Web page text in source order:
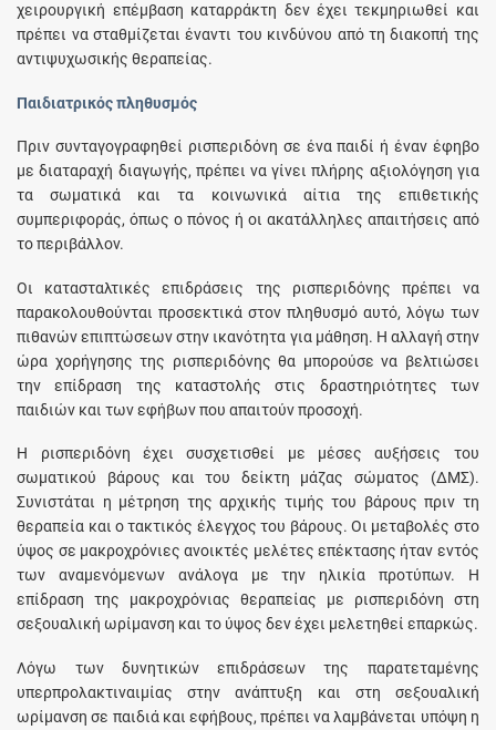
χειρουργική επέμβαση καταρράκτη δεν έχει τεκμηριωθεί και
πρέπει να σταθμίζεται έναντι του κινδύνου από τη διακοπή της
αντιψυχωσικής θεραπείας.
Παιδιατρικός πληθυσμός
Πριν συνταγογραφηθεί ρισπεριδόνη σε ένα παιδί ή έναν έφηβο
με διαταραχή διαγωγής, πρέπει να γίνει πλήρης αξιολόγηση για
τα σωματικά και τα κοινωνικά αίτια της επιθετικής
συμπεριφοράς, όπως ο πόνος ή οι ακατάλληλες απαιτήσεις από
το περιβάλλον.
Οι κατασταλτικές επιδράσεις της ρισπεριδόνης πρέπει να
παρακολουθούνται προσεκτικά στον πληθυσμό αυτό, λόγω των
πιθανών επιπτώσεων στην ικανότητα για μάθηση. Η αλλαγή στην
ώρα χορήγησης της ρισπεριδόνης θα μπορούσε να βελτιώσει
την επίδραση της καταστολής στις δραστηριότητες των
παιδιών και των εφήβων που απαιτούν προσοχή.
Η ρισπεριδόνη έχει συσχετισθεί με μέσες αυξήσεις του
σωματικού βάρους και του δείκτη μάζας σώματος (ΔΜΣ).
Συνιστάται η μέτρηση της αρχικής τιμής του βάρους πριν τη
θεραπεία και ο τακτικός έλεγχος του βάρους. Οι μεταβολές στο
ύψος σε μακροχρόνιες ανοικτές μελέτες επέκτασης ήταν εντός
των αναμενόμενων ανάλογα με την ηλικία προτύπων. Η
επίδραση της μακροχρόνιας θεραπείας με ρισπεριδόνη στη
σεξουαλική ωρίμανση και το ύψος δεν έχει μελετηθεί επαρκώς.
Λόγω των δυνητικών επιδράσεων της παρατεταμένης
υπερπρολακτιναιμίας στην ανάπτυξη και στη σεξουαλική
ωρίμανση σε παιδιά και εφήβους, πρέπει να λαμβάνεται υπόψη η